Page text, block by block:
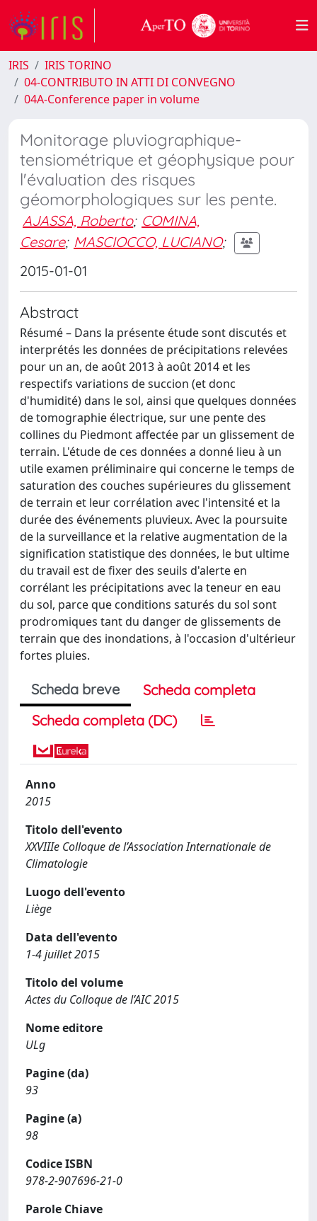
IRIS
IRIS TORINO
04-CONTRIBUTO IN ATTI DI CONVEGNO
04A-Conference paper in volume
Monitorage pluviographique-
tensiométrique et géophysique pour
l'évaluation des risques
géomorphologiques sur les pente.
AJASSA, Roberto; COMINA,
Cesare; MASCIOCCO, LUCIANO;
2015-01-01
Abstract
Résumé – Dans la présente étude sont discutés et
interprétés les données de précipitations relevées
pour un an, de août 2013 à août 2014 et les
respectifs variations de succion (et donc
d'humidité) dans le sol, ainsi que quelques données
de tomographie électrique, sur une pente des
collines du Piedmont affectée par un glissement de
terrain. L'étude de ces données a donné lieu à un
utile examen préliminaire qui concerne le temps de
saturation des couches supérieures du glissement
de terrain et leur corrélation avec l'intensité et la
durée des événements pluvieux. Avec la poursuite
de la surveillance et la relative augmentation de la
signification statistique des données, le but ultime
du travail est de fixer des seuils d'alerte en
corrélant les précipitations avec la teneur en eau
du sol, parce que conditions saturés du sol sont
prodromiques tant du danger de glissements de
terrain que des inondations, à l'occasion d'ultérieur
fortes pluies.
Scheda breve
Scheda completa
Scheda completa (DC)
Anno
2015
Titolo dell'evento
XXVIIIe Colloque de l’Association Internationale de
Climatologie
Luogo dell'evento
Liège
Data dell'evento
1-4 juillet 2015
Titolo del volume
Actes du Colloque de l’AIC 2015
Nome editore
ULg
Pagine (da)
93
Pagine (a)
98
Codice ISBN
978-2-907696-21-0
Parole Chiave